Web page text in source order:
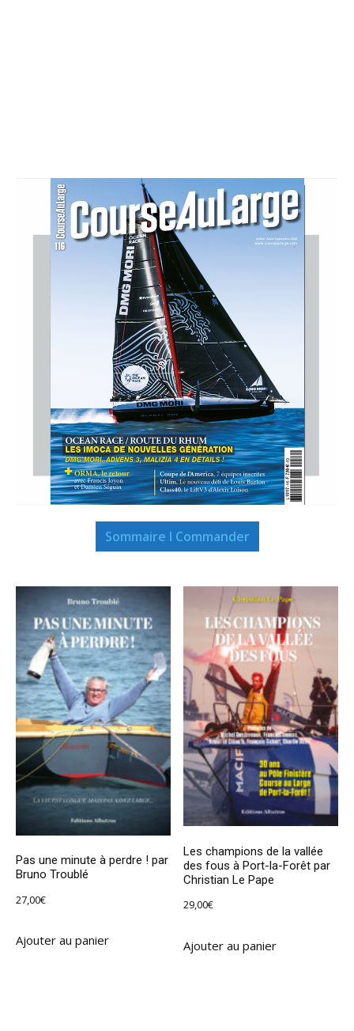
Sommaire I Commander
Pas une minute à perdre ! par
Bruno Troublé
27,00€
Ajouter au panier
Les champions de la vallée
des fous à Port-la-Forêt par
Christian Le Pape
29,00€
Ajouter au panier